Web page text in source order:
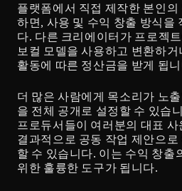
플랫폼에서 직접 제작한 본인
하면, 사용 및 수익 창출 방식을
다. 다른 크리에이터가 프로젝
보컬 모델을 사용하고 변환하
활동에 따른 정산금을 받게 됩
더 많은 사람에게 목소리가 노
을 전체 공개로 설정할 수 있습
프로듀서들이 여러분의 대표
결과적으로 공동 작업 제안으
할 수 있습니다. 이는 수익 창출
위한 훌륭한 도구가 됩니다.